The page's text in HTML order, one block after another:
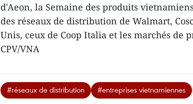
d'Aeon, la Semaine des produits
des réseaux de distribution de Walmart,
Unis, ceux de Coop Italia et les marchés de
CPV/VNA
#réseaux de distribution #entreprises vietnamiennes